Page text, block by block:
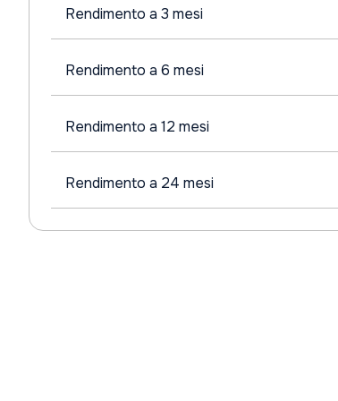
Rendimento a 3 mesi
Rendimento a 6 mesi
Rendimento a 12 mesi
Rendimento a 24 mesi